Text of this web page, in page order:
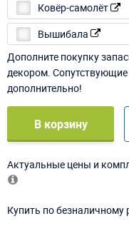
Ковёр-самолёт
Вышибала
Дополните покупку
декором.
дополнительно!
В корзину
Актуальные цены и
Купить по безналичному